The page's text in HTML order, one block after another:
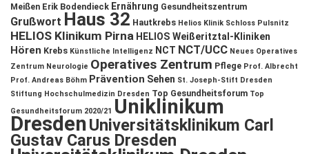
Meißen Erik Bodendieck Ernährung Gesundheitszentrum
Grußwort Haus 32 Hautkrebs Helios Klinik Schloss Pulsnitz
HELIOS Klinikum Pirna HELIOS Weißeritztal-Kliniken
Hören Krebs Künstliche Intelligenz NCT NCT/UCC Neues Operatives
Zentrum Neurologie Operatives Zentrum Pflege Prof. Albrecht
Prof. Andreas Böhm Prävention Sehen St. Joseph-Stift Dresden
Stiftung Hochschulmedizin Dresden Top Gesundheitsforum Top
Gesundheitsforum 2020/21 Uniklinikum
DresdenUniversitätsklinikum Carl
Gustav Carus Dresden